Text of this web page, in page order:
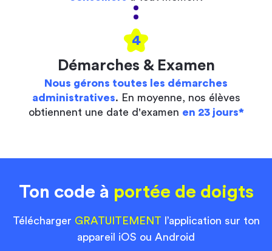
4
Démarches & Examen
Nous gérons toutes les démarches
administratives. En moyenne, nos élèves
obtiennent une date d'examen en 23 jours*
Ton code à portée de doigts
Télécharger GRATUITEMENT l’application sur ton
appareil iOS ou Android